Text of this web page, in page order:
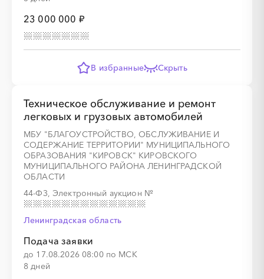
23 000 000 ₽
В избранные Скрыть
Техническое обслуживание и ремонт
легковых и грузовых автомобилей
МБУ "БЛАГОУСТРОЙСТВО, ОБСЛУЖИВАНИЕ И
СОДЕРЖАНИЕ ТЕРРИТОРИИ" МУНИЦИПАЛЬНОГО
ОБРАЗОВАНИЯ "КИРОВСК" КИРОВСКОГО
МУНИЦИПАЛЬНОГО РАЙОНА ЛЕНИНГРАДСКОЙ
ОБЛАСТИ
44-ФЗ, Электронный аукцион №
Ленинградская область
Подача заявки
до 17.08.2026 08:00 по МСК
8 дней
░░░░░░
░
░
░
░
░
░
░
░░░ ░░